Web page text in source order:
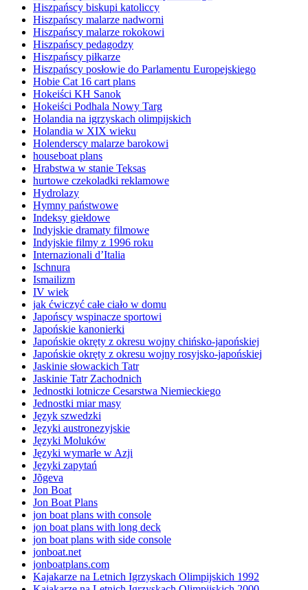
Hiszpańscy biskupi katoliccy
Hiszpańscy malarze nadworni
Hiszpańscy malarze rokokowi
Hiszpańscy pedagodzy
Hiszpańscy piłkarze
Hiszpańscy posłowie do Parlamentu Europejskiego
Hobie Cat 16 cart plans
Hokeiści KH Sanok
Hokeiści Podhala Nowy Targ
Holandia na igrzyskach olimpijskich
Holandia w XIX wieku
Holenderscy malarze barokowi
houseboat plans
Hrabstwa w stanie Teksas
hurtowe czekoladki reklamowe
Hydrolazy
Hymny państwowe
Indeksy giełdowe
Indyjskie dramaty filmowe
Indyjskie filmy z 1996 roku
Internazionali d’Italia
Ischnura
Ismailizm
IV wiek
jak ćwiczyć całe ciało w domu
Japońscy wspinacze sportowi
Japońskie kanonierki
Japońskie okręty z okresu wojny chińsko-japońskiej
Japońskie okręty z okresu wojny rosyjsko-japońskiej
Jaskinie słowackich Tatr
Jaskinie Tatr Zachodnich
Jednostki lotnicze Cesarstwa Niemieckiego
Jednostki miar masy
Język szwedzki
Języki austronezyjskie
Języki Moluków
Języki wymarłe w Azji
Języki zapytań
Jõgeva
Jon Boat
Jon Boat Plans
jon boat plans with console
jon boat plans with long deck
jon boat plans with side console
jonboat.net
jonboatplans.com
Kajakarze na Letnich Igrzyskach Olimpijskich 1992